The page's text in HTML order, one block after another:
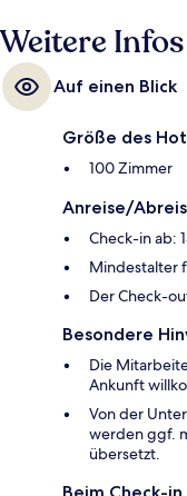
Weitere
Auf einen Blick
Größe des
100 Zimmer
Anreise/
Check-in ab:
Mindestalter
Der Check-
Besondere
Die
Ankunft
Von der
werden ggf.
übersetzt.